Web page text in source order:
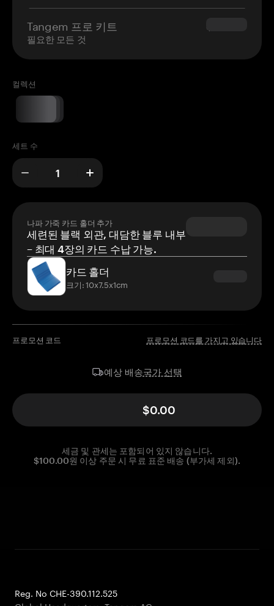
Tangem 프로 키트
필요한 모든 것
$180.00
컬렉션
세트 수
나파 가죽 카드 홀더 추가
세련된 블랙 외관, 대담한 블루 내부
– 최대 4장의 카드 수납 가능.
카드 홀더
크기: 10x7.5x1cm
프로모션 코드 프로모션 코드를 가지고 있습니다
예상 배송국가 선택
$0.00
세금 및 관세는 포함되어 있지 않습니다.
$100.00원 이상 주문 시 무료 표준 배송 (부가세 제외).
Reg. No CHE-390.112.525